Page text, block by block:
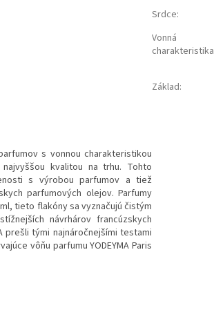
s vonnou charakteristikou
najvyššou kvalitou na trhu. Tohto
s výrobou parfumov a tiež
parfumových olejov. Parfumy
tieto flakóny sa vyznačujú čistým
návrhárov francúzskych
prešli tými najnáročnejšími testami
vôňu parfumu YODEYMA Paris
Srdce:
Vonná
charakteristika
Základ: